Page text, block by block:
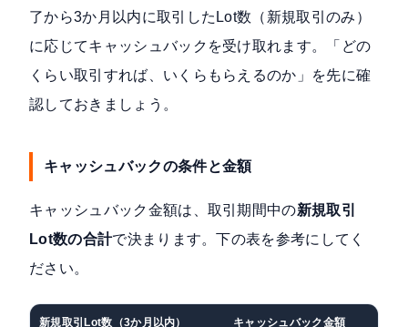
了から3か月以内に取引したLot数（新規取引のみ）
に応じてキャッシュバックを受け取れます。「どの
くらい取引すれば、いくらもらえるのか」を先に確
認しておきましょう。
キャッシュバックの条件と金額
キャッシュバック金額は、取引期間中の新規取引
Lot数の合計で決まります。下の表を参考にしてく
ださい。
新規取引Lot数（3か月以内） キャッシュバック金額